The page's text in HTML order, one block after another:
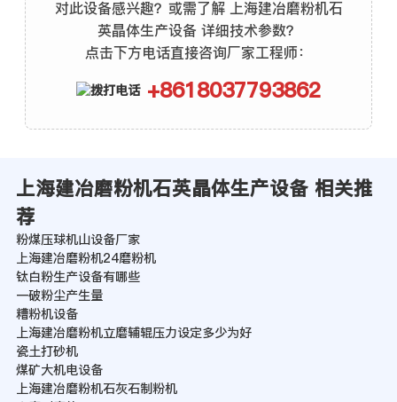
对此设备感兴趣？或需了解 上海建冶磨粉机石
英晶体生产设备 详细技术参数？
点击下方电话直接咨询厂家工程师：
+8618037793862
上海建冶磨粉机石英晶体生产设备 相关推
荐
粉煤压球机山设备厂家
上海建冶磨粉机24磨粉机
钛白粉生产设备有哪些
一破粉尘产生量
糟粉机设备
上海建冶磨粉机立磨辅辊压力设定多少为好
瓷土打砂机
煤矿大机电设备
上海建冶磨粉机石灰石制粉机